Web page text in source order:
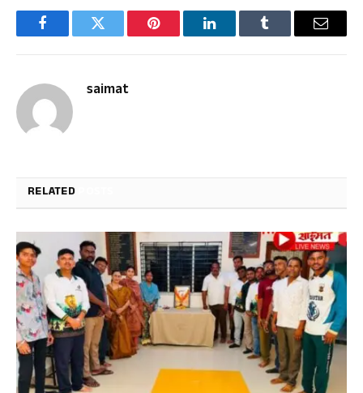
FacebookTwitter Pinterest LinkedInTumblr Email
saimat
RELATED